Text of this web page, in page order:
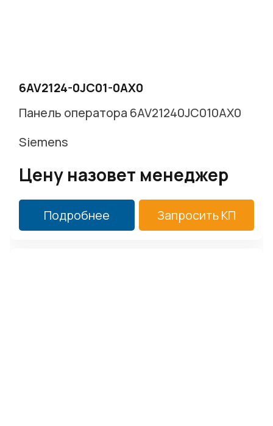
6AV2124-0JC01-0AX0
Панель оператора 6AV21240JC010AX0
Siemens
Цену назовет менеджер
Подробнее Запросить КП